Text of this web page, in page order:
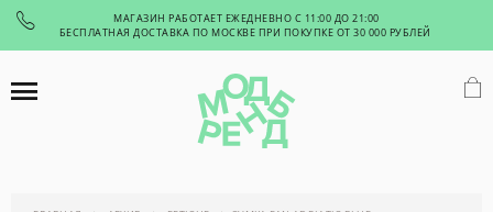
МАГАЗИН РАБОТАЕТ ЕЖЕДНЕВНО С 11:00 ДО 21:00
БЕСПЛАТНАЯ ДОСТАВКА ПО МОСКВЕ ПРИ ПОКУПКЕ ОТ 30 000 РУБЛЕЙ